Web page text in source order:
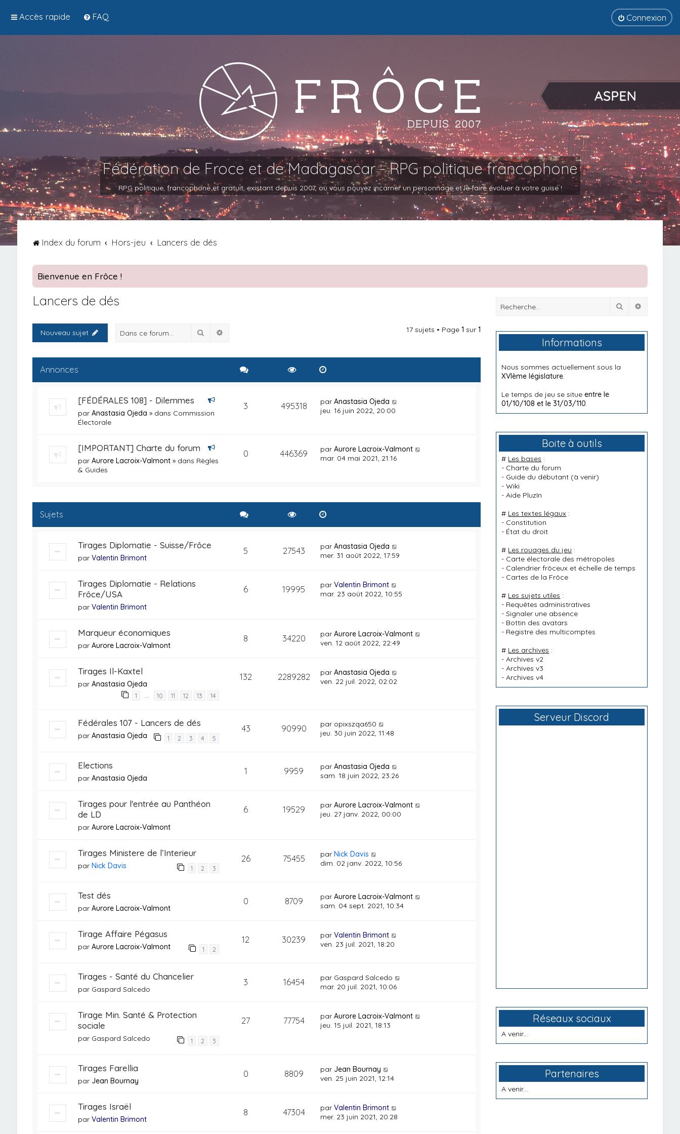
Accès rapide FAQ Connexion
Fédération de Froce et de Madagascar - RPG politique francophone
RPG politique, francophone et gratuit, existant depuis 2007, où vous pouvez incarner un personnage et le faire évoluer à votre guise !
Index du forum Hors-jeu Lancers de dés
Bienvenue en Frôce !
Lancers de dés
Nouveau sujet Rechercher 17 sujets • Page1 sur1
Annonces
[FÉDÉRALES 108] - Dilemmes
par Anastasia Ojeda » dans Commission
Électorale
3 495318 parAnastasia Ojeda
jeu. 16 juin 2022, 20:00
[IMPORTANT] Charte du forum
par Aurore Lacroix-Valmont » dans Règles
& Guides
0 446369 parAurore Lacroix-Valmont
mar. 04 mai 2021, 21:16
Sujets
Tirages Diplomatie - Suisse/Frôce
par Valentin Brimont
5 27543 parAnastasia Ojeda
mer. 31 août 2022, 17:59
Tirages Diplomatie - Relations
Frôce/USA
par Valentin Brimont
6 19995 parValentin Brimont
mar. 23 août 2022, 10:55
Marqueur économiques
par Aurore Lacroix-Valmont
8 34220 parAurore Lacroix-Valmont
ven. 12 août 2022, 22:49
Tirages Il-Kaxtel
par Anastasia Ojeda
1 … 10 11 12 13 14
132 2289282 parAnastasia Ojeda
ven. 22 juil. 2022, 02:02
Fédérales 107 - Lancers de dés
par Anastasia Ojeda 1 2 3 4 5
43 90990 par opixszqa650
jeu. 30 juin 2022, 11:48
Elections
par Anastasia Ojeda
1 9959 parAnastasia Ojeda
sam. 18 juin 2022, 23:26
Tirages pour l'entrée au Panthéon
de LD
par Aurore Lacroix-Valmont
6 19529 parAurore Lacroix-Valmont
jeu. 27 janv. 2022, 00:00
Tirages Ministere de l’Interieur
par Nick Davis 1 2 3
26 75455 parNick Davis
dim. 02 janv. 2022, 10:56
Test dés
par Aurore Lacroix-Valmont
0 8709 parAurore Lacroix-Valmont
sam. 04 sept. 2021, 10:34
Tirage Affaire Pégasus
par Aurore Lacroix-Valmont 1 2
12 30239 parValentin Brimont
ven. 23 juil. 2021, 18:20
Tirages - Santé du Chancelier
par Gaspard Salcedo
3 16454 par Gaspard Salcedo
mar. 20 juil. 2021, 10:06
Tirage Min. Santé & Protection
sociale
par Gaspard Salcedo 1 2 3
27 77754 parAurore Lacroix-Valmont
jeu. 15 juil. 2021, 18:13
Tirages Farellia
par Jean Bournay
0 8809 par Jean Bournay
ven. 25 juin 2021, 12:14
Tirages Israël
par Valentin Brimont
8 47304 parValentin Brimont
mer. 23 juin 2021, 20:28
Rechercher
Informations
Nous sommes actuellement sous la
XVIème législature.
Le temps de jeu se situeentre le
01/10/108 et le 31/03/110.
Boite à outils
# Les bases :
- Charte du forum
- Guide du débutant (à venir)
-Wiki
-Aide PluzIn
# Les textes légaux :
- Constitution
- État du droit
# Les rouages du jeu :
- Carte électorale des métropoles
- Calendrier frôceux et échelle de temps
- Cartes de la Frôce
# Les sujets utiles :
- Requêtes administratives
-Signaler une absence
- Bottin des avatars
- Registre des multicomptes
# Les archives :
-Archives v2
-Archives v3
-Archives v4
Serveur Discord
Réseaux sociaux
A venir...
Partenaires
A venir...